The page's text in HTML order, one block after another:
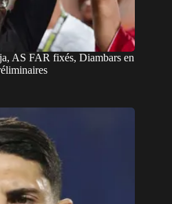
AS FAR fixés, Diambars en